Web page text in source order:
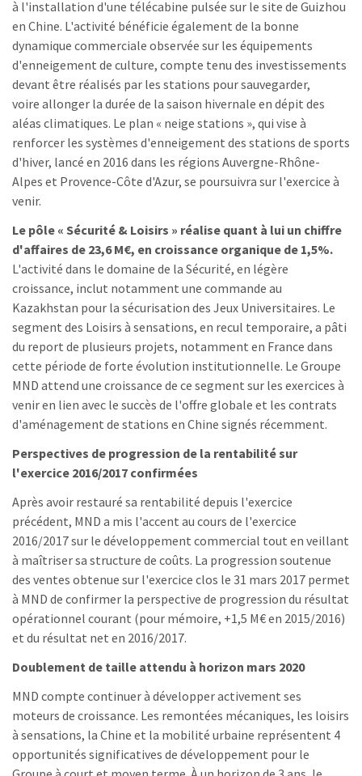
à l'installation d'une télécabine pulsée sur le site de Guizhou
en Chine. L'activité bénéficie également de la bonne
dynamique commerciale observée sur les équipements
d'enneigement de culture, compte tenu des investissements
devant être réalisés par les stations pour sauvegarder,
voire allonger la durée de la saison hivernale en dépit des
aléas climatiques. Le plan « neige stations », qui vise à
renforcer les systèmes d'enneigement des stations de sports
d'hiver, lancé en 2016 dans les régions Auvergne-Rhône-
Alpes et Provence-Côte d'Azur, se poursuivra sur l'exercice à
venir.
Le pôle « Sécurité & Loisirs » réalise quant à lui un chiffre
d'affaires de 23,6 M€, en croissance organique de 1,5%.
L'activité dans le domaine de la Sécurité, en légère
croissance, inclut notamment une commande au
Kazakhstan pour la sécurisation des Jeux Universitaires. Le
segment des Loisirs à sensations, en recul temporaire, a pâti
du report de plusieurs projets, notamment en France dans
cette période de forte évolution institutionnelle. Le Groupe
MND attend une croissance de ce segment sur les exercices à
venir en lien avec le succès de l'offre globale et les contrats
d'aménagement de stations en Chine signés récemment.
Perspectives de progression de la rentabilité sur
l'exercice 2016/2017 confirmées
Après avoir restauré sa rentabilité depuis l'exercice
précédent, MND a mis l'accent au cours de l'exercice
2016/2017 sur le développement commercial tout en veillant
à maîtriser sa structure de coûts. La progression soutenue
des ventes obtenue sur l'exercice clos le 31 mars 2017 permet
à MND de confirmer la perspective de progression du résultat
opérationnel courant (pour mémoire, +1,5 M€ en 2015/2016)
et du résultat net en 2016/2017.
Doublement de taille attendu à horizon mars 2020
MND compte continuer à développer activement ses
moteurs de croissance. Les remontées mécaniques, les loisirs
à sensations, la Chine et la mobilité urbaine représentent 4
opportunités significatives de développement pour le